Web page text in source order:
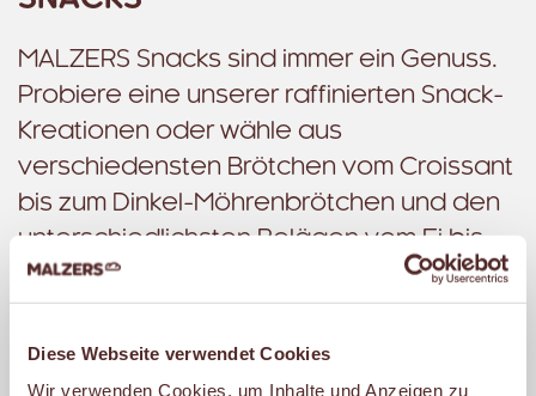
Diese Webseite verwendet Cookies
Wir verwenden Cookies, um Inhalte und Anzeigen zu
MALZERS Snacks sind immer ein Genuss.
Probiere eine unserer raffinierten Snack-
Kreationen oder wähle aus
verschiedensten Brötchen vom Croissant
bis zum Dinkel-Möhrenbrötchen und den
unterschiedlichsten Belägen vom Ei bis
zum Lachs und von der Himbeerkonfitüre
bis zum Hähnchenbrustfilet. Natürlich
verwenden wir nur Fleisch- und
Wurstwaren namhafter Metzgereien.